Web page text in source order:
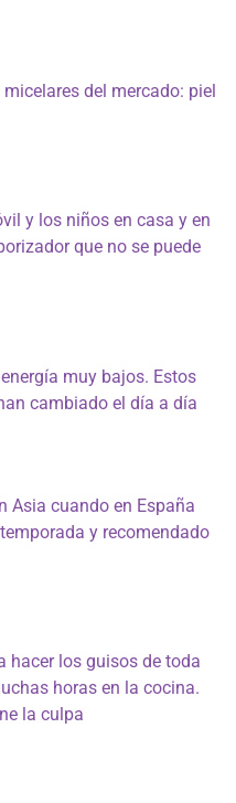
del mercado: piel
y los niños en casa y en
que no se puede
muy bajos. Estos
cambiado el día a día
Asia cuando en España
y recomendado
hacer los guisos de toda
horas en la cocina.
la culpa